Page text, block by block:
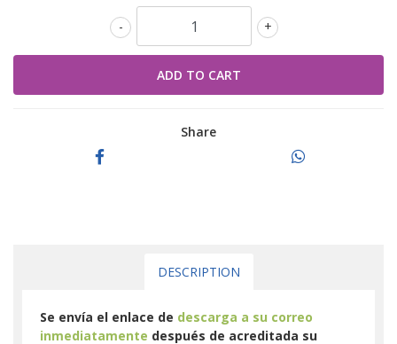
+
-
Share
DESCRIPTION
Se envía el enlace de descarga a su correo
inmediatamente después de acreditada su